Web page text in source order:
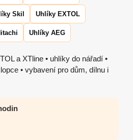
Skil Uhlíky EXTOL
Uhlíky AEG
a XTline • uhlíky do nářadí •
• vybavení pro dům, dílnu i